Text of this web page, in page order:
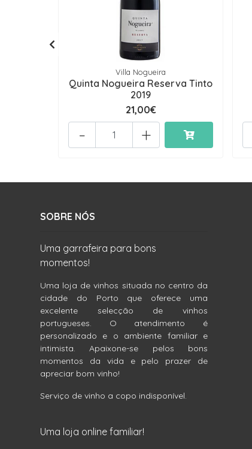
Villa Nogueira
Quinta Nogueira Reserva Tinto
2019
21,00€
+
-
SOBRE NÓS
Uma garrafeira para bons
momentos!
Uma loja de vinhos situada no centro da
cidade do Porto que oferece uma
excelente selecção de vinhos
portugueses. O atendimento é
personalizado e o ambiente familiar e
intimista. Apaixone-se pelos bons
momentos da vida e pelo prazer de
apreciar bom vinho!
Serviço de vinho a copo indisponível.
Uma loja online familiar!